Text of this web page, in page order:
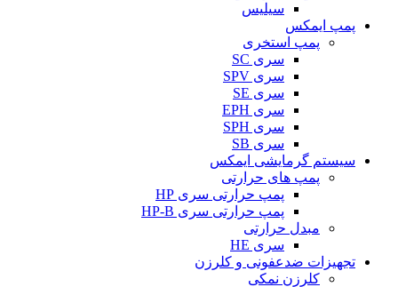
سیلیس
پمپ ایمکس
پمپ استخری
سری SC
سری SPV
سری SE
سری EPH
سری SPH
سری SB
سیستم گرمایشی ایمکس
پمپ های حرارتی
پمپ حرارتی سری HP
پمپ حرارتی سری HP-B
مبدل حرارتی
سری HE
تجهیزات ضدعفونی و کلرزن
کلرزن نمکی